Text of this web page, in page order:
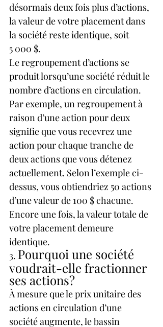
désormais deux fois plus d’actions,
la valeur de votre placement dans
la société reste identique, soit
5 000 $.
Le regroupement d’actions se
produit lorsqu’une société réduit le
nombre d’actions en circulation.
Par exemple, un regroupement à
raison d’une action pour deux
signifie que vous recevrez une
action pour chaque tranche de
deux actions que vous détenez
actuellement. Selon l’exemple ci-
dessus, vous obtiendriez 50 actions
d’une valeur de 100 $ chacune.
Encore une fois, la valeur totale de
votre placement demeure
identique.
3. Pourquoi une société
voudrait-elle fractionner
ses actions?
À mesure que le prix unitaire des
actions en circulation d’une
société augmente, le bassin